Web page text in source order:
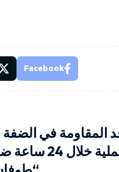
Facebook
عملية خلال